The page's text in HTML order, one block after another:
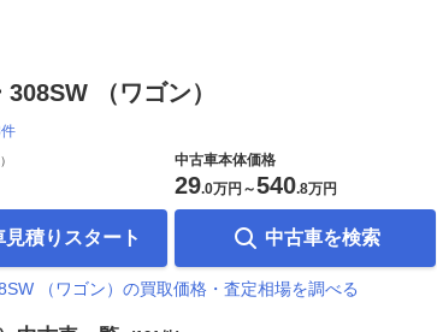
（ワゴン）
見積りスタート
中古車本体価格
29.0万円 ～540.8万円
中古車を検索
（ワゴン）の買取価格・査定相場を調べる